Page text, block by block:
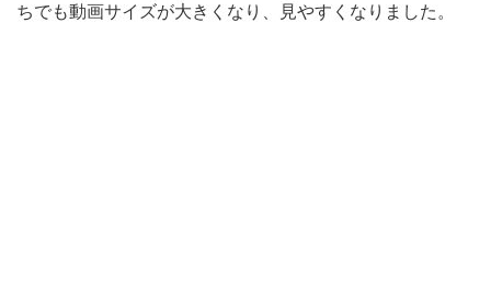
ちでも動画サイズが大きくなり、見やすくなりました。